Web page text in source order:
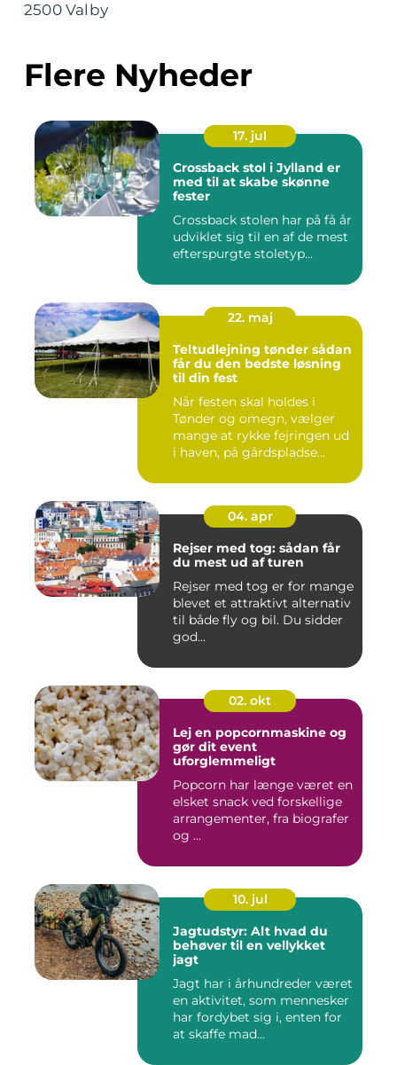
2500 Valby
Flere Nyheder
17. jul
Crossback stol i Jylland er
med til at skabe skønne
fester
Crossback stolen har på få år
udviklet sig til en af de mest
efterspurgte stoletyp...
22. maj
Teltudlejning tønder sådan
får du den bedste løsning
til din fest
Når festen skal holdes i
Tønder og omegn, vælger
mange at rykke fejringen ud
i haven, på gårdspladse...
04. apr
Rejser med tog: sådan får
du mest ud af turen
Rejser med tog er for mange
blevet et attraktivt alternativ
til både fly og bil. Du sidder
god...
02. okt
Lej en popcornmaskine og
gør dit event
uforglemmeligt
Popcorn har længe været en
elsket snack ved forskellige
arrangementer, fra biografer
og ...
10. jul
Jagtudstyr: Alt hvad du
behøver til en vellykket
jagt
Jagt har i århundreder været
en aktivitet, som mennesker
har fordybet sig i, enten for
at skaffe mad...